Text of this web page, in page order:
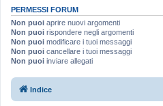
PERMESSI FORUM
Non puoi aprire nuovi argomenti
Non puoi rispondere negli argomenti
Non puoi modificare i tuoi messaggi
Non puoi cancellare i tuoi messaggi
Non puoi inviare allegati
Indice